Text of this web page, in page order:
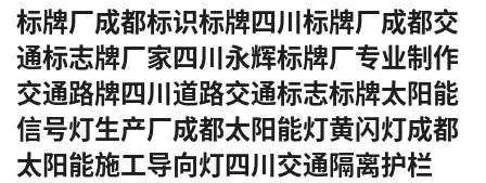
标牌厂成都标识标牌四川标牌厂成都交
通标志牌厂家四川永辉标牌厂专业制作
交通路牌四川道路交通标志标牌太阳能
信号灯生产厂成都太阳能灯黄闪灯成都
太阳能施工导向灯四川交通隔离护栏